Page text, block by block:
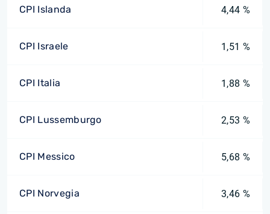
CPI Islanda 4,44 %
CPI Israele 1,51 %
CPI Italia 1,88 %
CPI Lussemburgo 2,53 %
CPI Messico 5,68 %
CPI Norvegia 3,46 %